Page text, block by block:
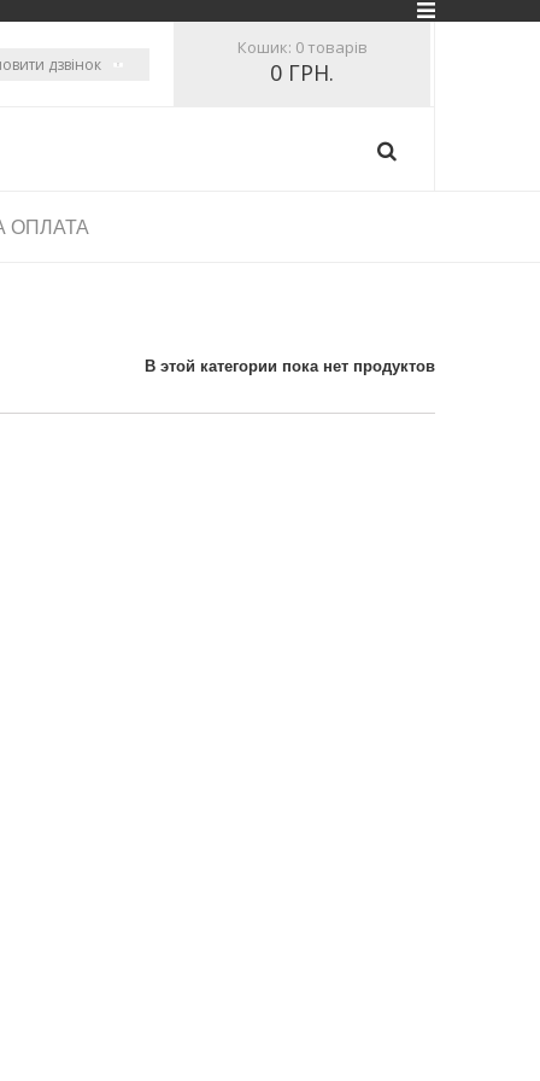
дзвінок
Кошик: 0 товарів
0 ГРН.
ОПЛАТА
В этой категории пока нет продуктов